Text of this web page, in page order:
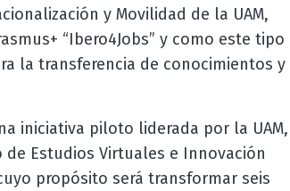
y Movilidad de la UAM,
“Ibero4Jobs” y como este tipo
la transferencia de conocimientos y
iniciativa piloto liderada por la UAM,
Estudios Virtuales e Innovación
propósito será transformar seis